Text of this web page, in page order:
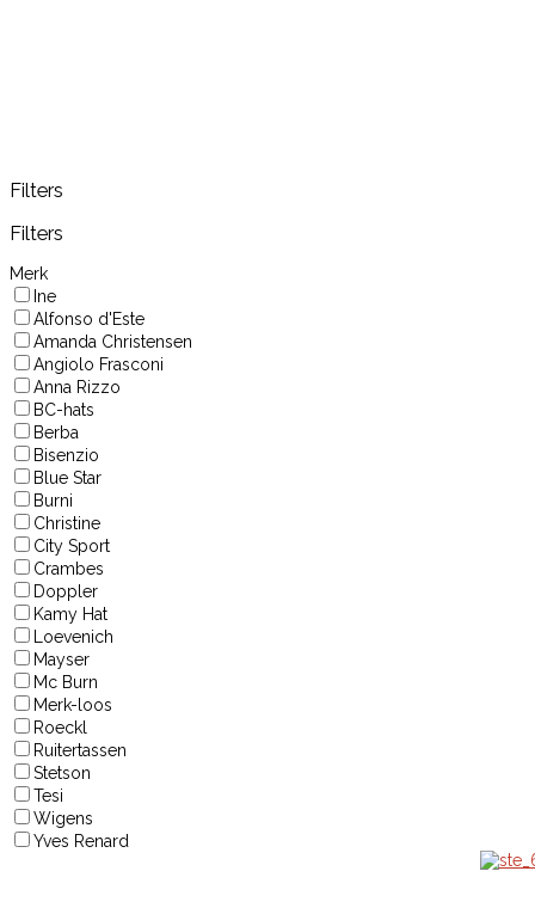
Filters
Filters
Merk
Ine
Alfonso d'Este
Amanda Christensen
Angiolo Frasconi
Anna Rizzo
BC-hats
Berba
Bisenzio
Blue Star
Burni
Christine
City Sport
Crambes
Doppler
Kamy Hat
Loevenich
Mayser
Mc Burn
Merk-loos
Roeckl
Ruitertassen
Stetson
Tesi
Wigens
Yves Renard